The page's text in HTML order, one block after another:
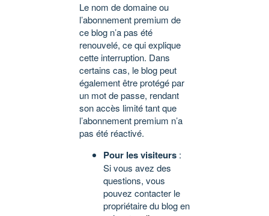
Le nom de domaine ou
l’abonnement premium de
ce blog n’a pas été
renouvelé, ce qui explique
cette interruption. Dans
certains cas, le blog peut
également être protégé par
un mot de passe, rendant
son accès limité tant que
l’abonnement premium n’a
pas été réactivé.
Pour les visiteurs :
Si vous avez des
questions, vous
pouvez contacter le
propriétaire du blog en